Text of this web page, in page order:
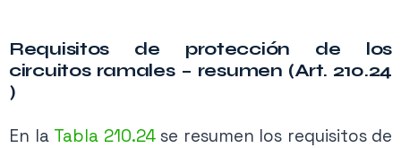
Contenido exclusivo PRO
Ver planes →
Requisitos de protección de los
circuitos ramales – resumen (Art. 210.24
)
En la Tabla 210.24se resumen los requisitos de